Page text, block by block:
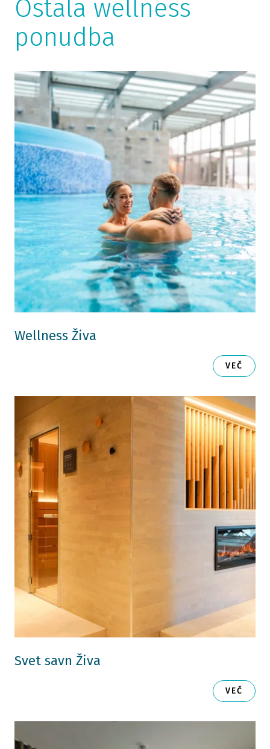
Ostala wellness
ponudba
Wellness Živa
VEČ
Svet savn Živa
VEČ